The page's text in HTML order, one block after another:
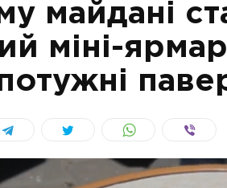
майдані
міні-